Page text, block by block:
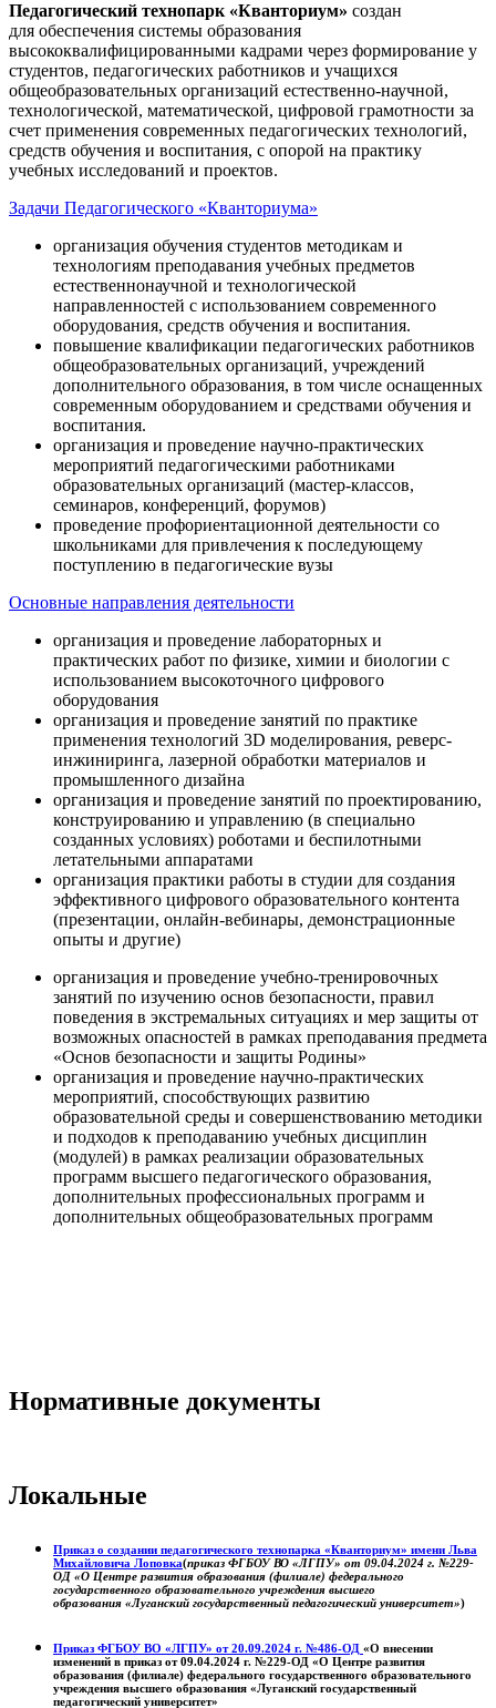
Педагогический технопарк «Кванториум» создан
для обеспечения системы образования
высококвалифицированными кадрами через формирование у
студентов, педагогических работников и учащихся
общеобразовательных организаций естественно-научной,
технологической, математической, цифровой грамотности за
счет применения современных педагогических технологий,
средств обучения и воспитания, с опорой на практику
учебных исследований и проектов.
Задачи Педагогического «Кванториума»
организация обучения студентов методикам и
технологиям преподавания учебных предметов
естественнонаучной и технологической
направленностей с использованием современного
оборудования, средств обучения и воспитания.
повышение квалификации педагогических работников
общеобразовательных организаций, учреждений
дополнительного образования, в том числе оснащенных
современным оборудованием и средствами обучения и
воспитания.
организация и проведение научно-практических
мероприятий педагогическими работниками
образовательных организаций (мастер-классов,
семинаров, конференций, форумов)
проведение профориентационной деятельности со
школьниками для привлечения к последующему
поступлению в педагогические вузы
Основные направления деятельности
организация и проведение лабораторных и
практических работ по физике, химии и биологии с
использованием высокоточного цифрового
оборудования
организация и проведение занятий по практике
применения технологий 3D моделирования, реверс-
инжиниринга, лазерной обработки материалов и
промышленного дизайна
организация и проведение занятий по проектированию,
конструированию и управлению (в специально
созданных условиях) роботами и беспилотными
летательными аппаратами
организация практики работы в студии для создания
эффективного цифрового образовательного контента
(презентации, онлайн-вебинары, демонстрационные
опыты и другие)
организация и проведение учебно-тренировочных
занятий по изучению основ безопасности, правил
поведения в экстремальных ситуациях и мер защиты от
возможных опасностей в рамках преподавания предмета
«Основ безопасности и защиты Родины»
организация и проведение научно-практических
мероприятий, способствующих развитию
образовательной среды и совершенствованию методики
и подходов к преподаванию учебных дисциплин
(модулей) в рамках реализации образовательных
программ высшего педагогического образования,
дополнительных профессиональных программ и
дополнительных общеобразовательных программ
Нормативные документы
Локальные
Приказ о создании педагогического технопарка «Кванториум» имени Льва
Михайловича Лоповка(приказ ФГБОУ ВО «ЛГПУ» от 09.04.2024 г. №229-
ОД «О Центре развития образования (филиале) федерального
государственного образовательного учреждения высшего
образования «Луганский государственный педагогический университет»)
Приказ ФГБОУ ВО «ЛГПУ» от 20.09.2024 г. №486-ОД «О внесении
изменений в приказ от 09.04.2024 г. №229-ОД «О Центре развития
образования (филиале) федерального государственного образовательного
учреждения высшего образования «Луганский государственный
педагогический университет»